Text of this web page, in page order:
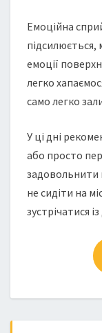
Емоційна
підсилюється,
емоції
легко
само легко
У ці дні
або просто
задовольнити
не сидіти на
зустрічатися